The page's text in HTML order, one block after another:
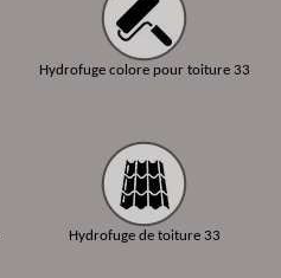
Hydrofuge colore pour toiture 33
Hydrofuge de toiture 33